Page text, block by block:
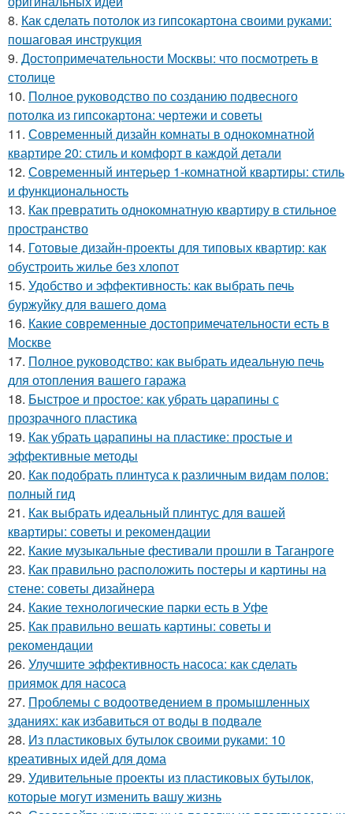
8. Как сделать потолок из гипсокартона своими руками:
пошаговая инструкция
9. Достопримечательности Москвы: что посмотреть в
столице
10. Полное руководство по созданию подвесного
потолка из гипсокартона: чертежи и советы
11. Современный дизайн комнаты в однокомнатной
квартире 20: стиль и комфорт в каждой детали
12. Современный интерьер 1-комнатной квартиры: стиль
и функциональность
13. Как превратить однокомнатную квартиру в стильное
пространство
14. Готовые дизайн-проекты для типовых квартир: как
обустроить жилье без хлопот
15. Удобство и эффективность: как выбрать печь
буржуйку для вашего дома
16. Какие современные достопримечательности есть в
Москве
17. Полное руководство: как выбрать идеальную печь
для отопления вашего гаража
18. Быстрое и простое: как убрать царапины с
прозрачного пластика
19. Как убрать царапины на пластике: простые и
эффективные методы
20. Как подобрать плинтуса к различным видам полов:
полный гид
21. Как выбрать идеальный плинтус для вашей
квартиры: советы и рекомендации
22. Какие музыкальные фестивали прошли в Таганроге
23. Как правильно расположить постеры и картины на
стене: советы дизайнера
24. Какие технологические парки есть в Уфе
25. Как правильно вешать картины: советы и
рекомендации
26. Улучшите эффективность насоса: как сделать
приямок для насоса
27. Проблемы с водоотведением в промышленных
зданиях: как избавиться от воды в подвале
28. Из пластиковых бутылок своими руками: 10
креативных идей для дома
29. Удивительные проекты из пластиковых бутылок,
которые могут изменить вашу жизнь